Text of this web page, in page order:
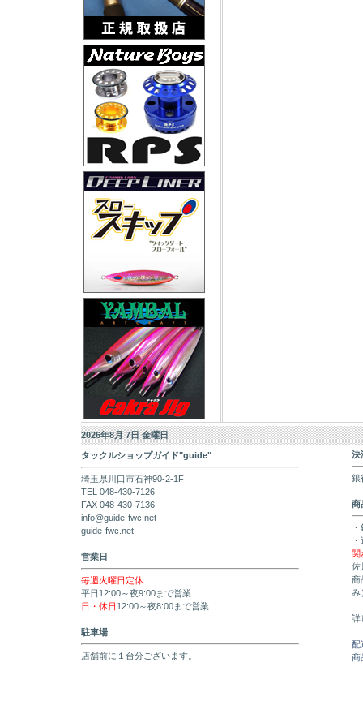
2026年8月 7日 金曜日
タックルショップガイド"guide"
埼玉県川口市石神90-2-1F
TEL 048-430-7126
FAX 048-430-7136
info@guide-fwc.net
guide-fwc.net
営業日
毎週火曜日定休
平日12:00～夜9:00まで営業
日・休日 12:00～夜8:00まで営業
駐車場
店舗前に１台分ございます。
決
銀
商
関
佐
商
み
詳
配
商